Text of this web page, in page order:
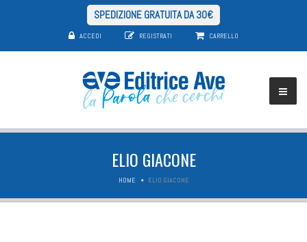
SPEDIZIONE GRATUITA DA 30€
ACCEDI REGISTRATI CARRELLO
ELIO GIACONE
HOME ELIO GIACONE